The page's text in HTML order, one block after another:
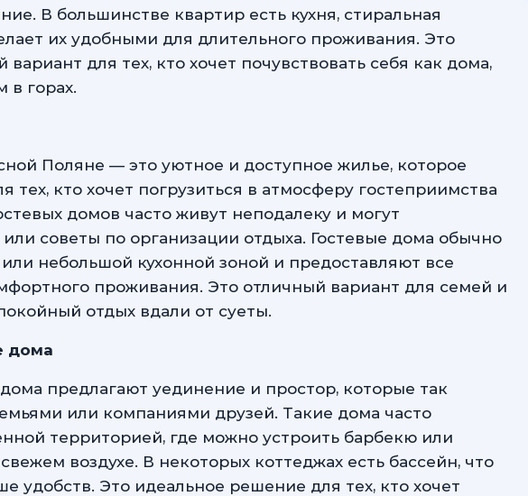
В большинстве квартир есть кухня, стиральная
их удобными для длительного проживания. Это
для тех, кто хочет почувствовать себя как дома,
в горах.
Поляне — это уютное и доступное жилье, которое
тех, кто хочет погрузиться в атмосферу гостеприимства
домов часто живут неподалеку и могут
советы по организации отдыха. Гостевые дома обычно
небольшой кухонной зоной и предоставляют все
проживания. Это отличный вариант для семей и
отдых вдали от суеты.
дома
предлагают уединение и простор, которые так
или компаниями друзей. Такие дома часто
территорией, где можно устроить барбекю или
воздухе. В некоторых коттеджах есть бассейн, что
удобств. Это идеальное решение для тех, кто хочет